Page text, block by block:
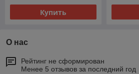
Купить
О нас
Рейтинг не сформирован
Менее 5 отзывов за последний год